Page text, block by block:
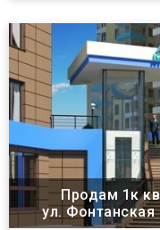
Продам 1к
ул. Фонтанская